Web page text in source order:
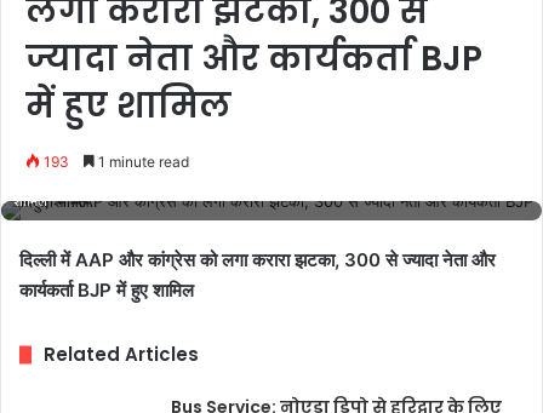
लगा करारा झटका, 300 से
ज्यादा नेता और कार्यकर्ता BJP
में हुए शामिल
193 1 minute read
शामिल
दिल्ली में AAP और कांग्रेस को लगा करारा झटका, 300 से ज्यादा नेता और
कार्यकर्ता BJP में हुए शामिल
Related Articles
Bus Service: नोएडा डिपो से हरिद्वार के लिए